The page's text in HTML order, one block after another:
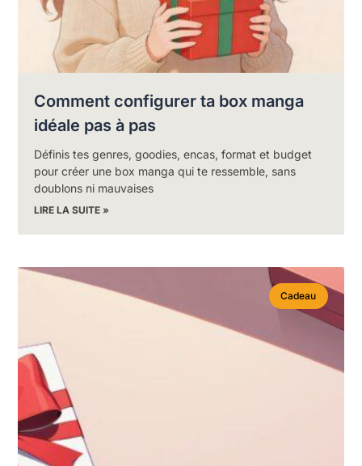
Comment configurer ta box manga
idéale pas à pas
Définis tes genres, goodies, encas, format et budget
pour créer une box manga qui te ressemble, sans
doublons ni mauvaises
LIRE LA SUITE »
Cadeau